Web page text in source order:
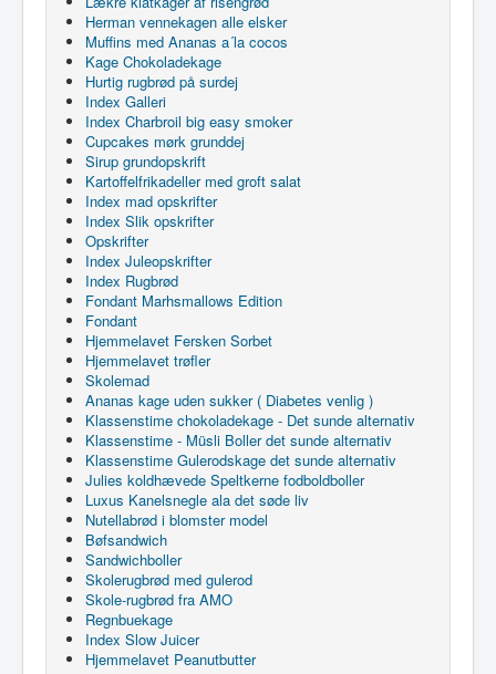
Herman vennekagen alle elsker
Muffins med Ananas a´la cocos
Kage Chokoladekage
Hurtig rugbrød på surdej
Index Galleri
Index Charbroil big easy smoker
Cupcakes mørk grunddej
Sirup grundopskrift
Kartoffelfrikadeller med groft salat
Index mad opskrifter
Index Slik opskrifter
Opskrifter
Index Juleopskrifter
Index Rugbrød
Fondant Marhsmallows Edition
Fondant
Hjemmelavet Fersken Sorbet
Hjemmelavet trøfler
Skolemad
Ananas kage uden sukker ( Diabetes venlig )
Klassenstime chokoladekage - Det sunde alternativ
Klassenstime - Müsli Boller det sunde alternativ
Klassenstime Gulerodskage det sunde alternativ
Julies koldhævede Speltkerne fodboldboller
Luxus Kanelsnegle ala det søde liv
Nutellabrød i blomster model
Bøfsandwich
Sandwichboller
Skolerugbrød med gulerod
Skole-rugbrød fra AMO
Regnbuekage
Index Slow Juicer
Hjemmelavet Peanutbutter